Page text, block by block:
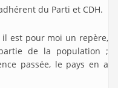
du Parti et CDH.
il est pour moi un repère,
de la population ;
passée, le pays en a